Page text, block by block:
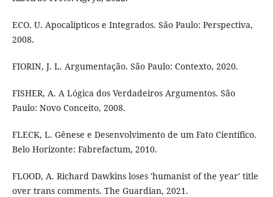
ECO. U. Apocalípticos e Integrados. São Paulo: Perspectiva,
2008.
FIORIN, J. L. Argumentação. São Paulo: Contexto, 2020.
FISHER, A. A Lógica dos Verdadeiros Argumentos. São
Paulo: Novo Conceito, 2008.
FLECK, L. Gênese e Desenvolvimento de um Fato Científico.
Belo Horizonte: Fabrefactum, 2010.
FLOOD, A. Richard Dawkins loses 'humanist of the year' title
over trans comments. The Guardian, 2021.